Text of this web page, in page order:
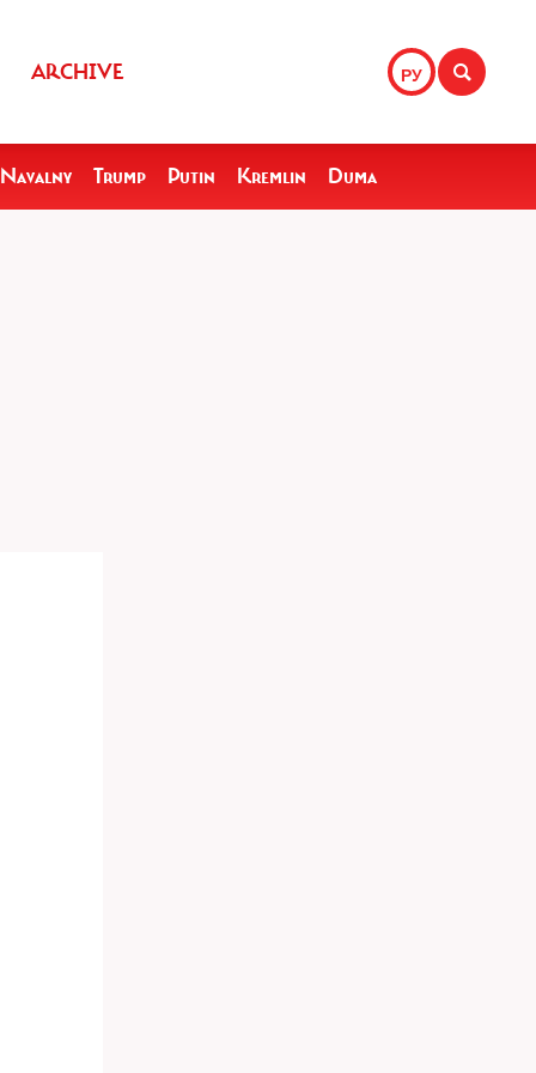
РУ
ARCHIVE
Navalny Trump Putin Kremlin Duma